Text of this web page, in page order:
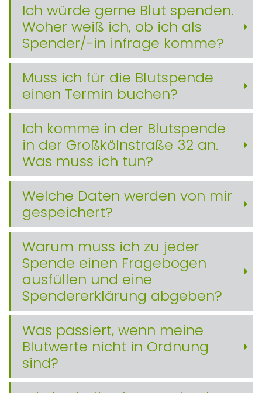
Ich würde gerne Blut spenden.
Woher weiß ich, ob ich als
Spender/-in infrage komme?
Muss ich für die Blutspende
einen Termin buchen?
Ich komme in der Blutspende
in der Großkölnstraße 32 an.
Was muss ich tun?
Welche Daten werden von mir
gespeichert?
Warum muss ich zu jeder
Spende einen Fragebogen
ausfüllen und eine
Spendererklärung abgeben?
Was passiert, wenn meine
Blutwerte nicht in Ordnung
sind?